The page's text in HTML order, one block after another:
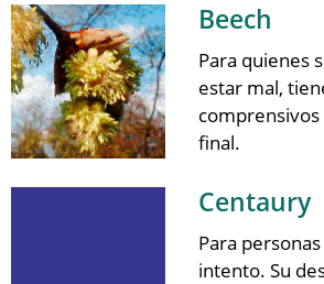
Beech
Para quienes
estar mal,
final.
Centaury
Para
intento. Su